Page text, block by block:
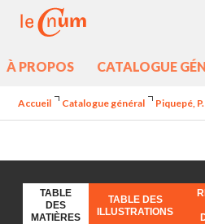
À PROPOS CATALOGUE
Accueil Catalogue général Piquepé,
TABLE
DES
MATIÈRES
TABLE DES
ILLUSTRATIONS